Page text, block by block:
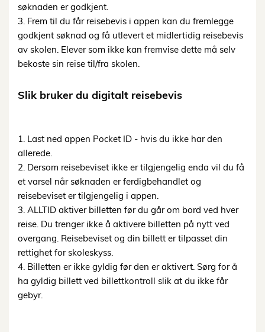
søknaden er godkjent.
3. Frem til du får reisebevis i appen kan du fremlegge
godkjent søknad og få utlevert et midlertidig reisebevis
av skolen. Elever som ikke kan fremvise dette må selv
bekoste sin reise til/fra skolen.
Slik bruker du digitalt reisebevis
1. Last ned appen Pocket ID - hvis du ikke har den
allerede.
2. Dersom reisebeviset ikke er tilgjengelig enda vil du få
et varsel når søknaden er ferdigbehandlet og
reisebeviset er tilgjengelig i appen.
3. ALLTID aktiver billetten før du går om bord ved hver
reise. Du trenger ikke å aktivere billetten på nytt ved
overgang. Reisebeviset og din billett er tilpasset din
rettighet for skoleskyss.
4. Billetten er ikke gyldig før den er aktivert. Sørg for å
ha gyldig billett ved billettkontroll slik at du ikke får
gebyr.